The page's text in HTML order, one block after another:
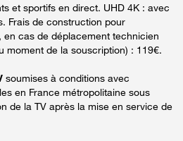
et sportifs en direct. UHD 4K : avec
Frais de construction pour
cas de déplacement technicien
moment de la souscription) : 119€.
soumises à conditions avec
en France métropolitaine sous
de la TV après la mise en service de